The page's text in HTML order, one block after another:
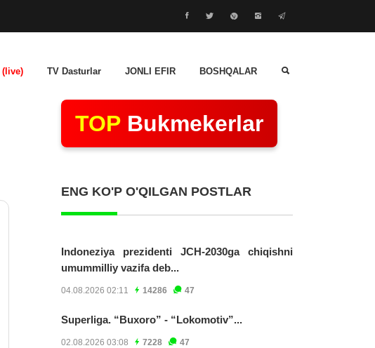
(live) TV Dasturlar JONLI EFIR BOSHQALAR
TOP Bukmekerlar
ENG KO'P O'QILGAN POSTLAR
Indoneziya prezidenti JCH-2030ga chiqishni
umummilliy vazifa deb...
04.08.2026 02:11 14286 47
Superliga. “Buxoro” - “Lokomotiv”...
02.08.2026 03:08 7228 47